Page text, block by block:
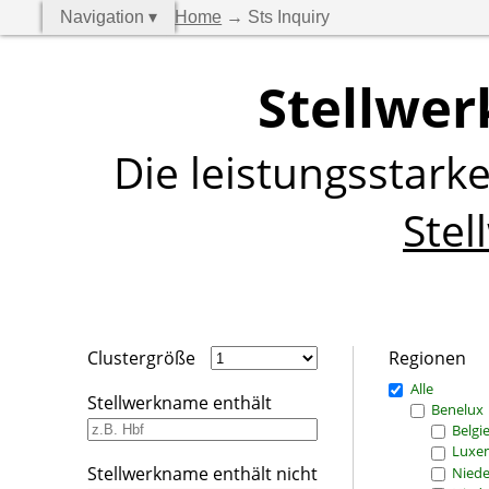
Navigation ▾ Home → Sts Inquiry
Die
Clustergröße
Stellwerkname enthält
Stellwerkname enthält nicht
Regionen
Alle
Benelux